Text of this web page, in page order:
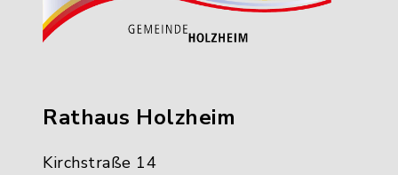
Rathaus Holzheim
Kirchstraße 14